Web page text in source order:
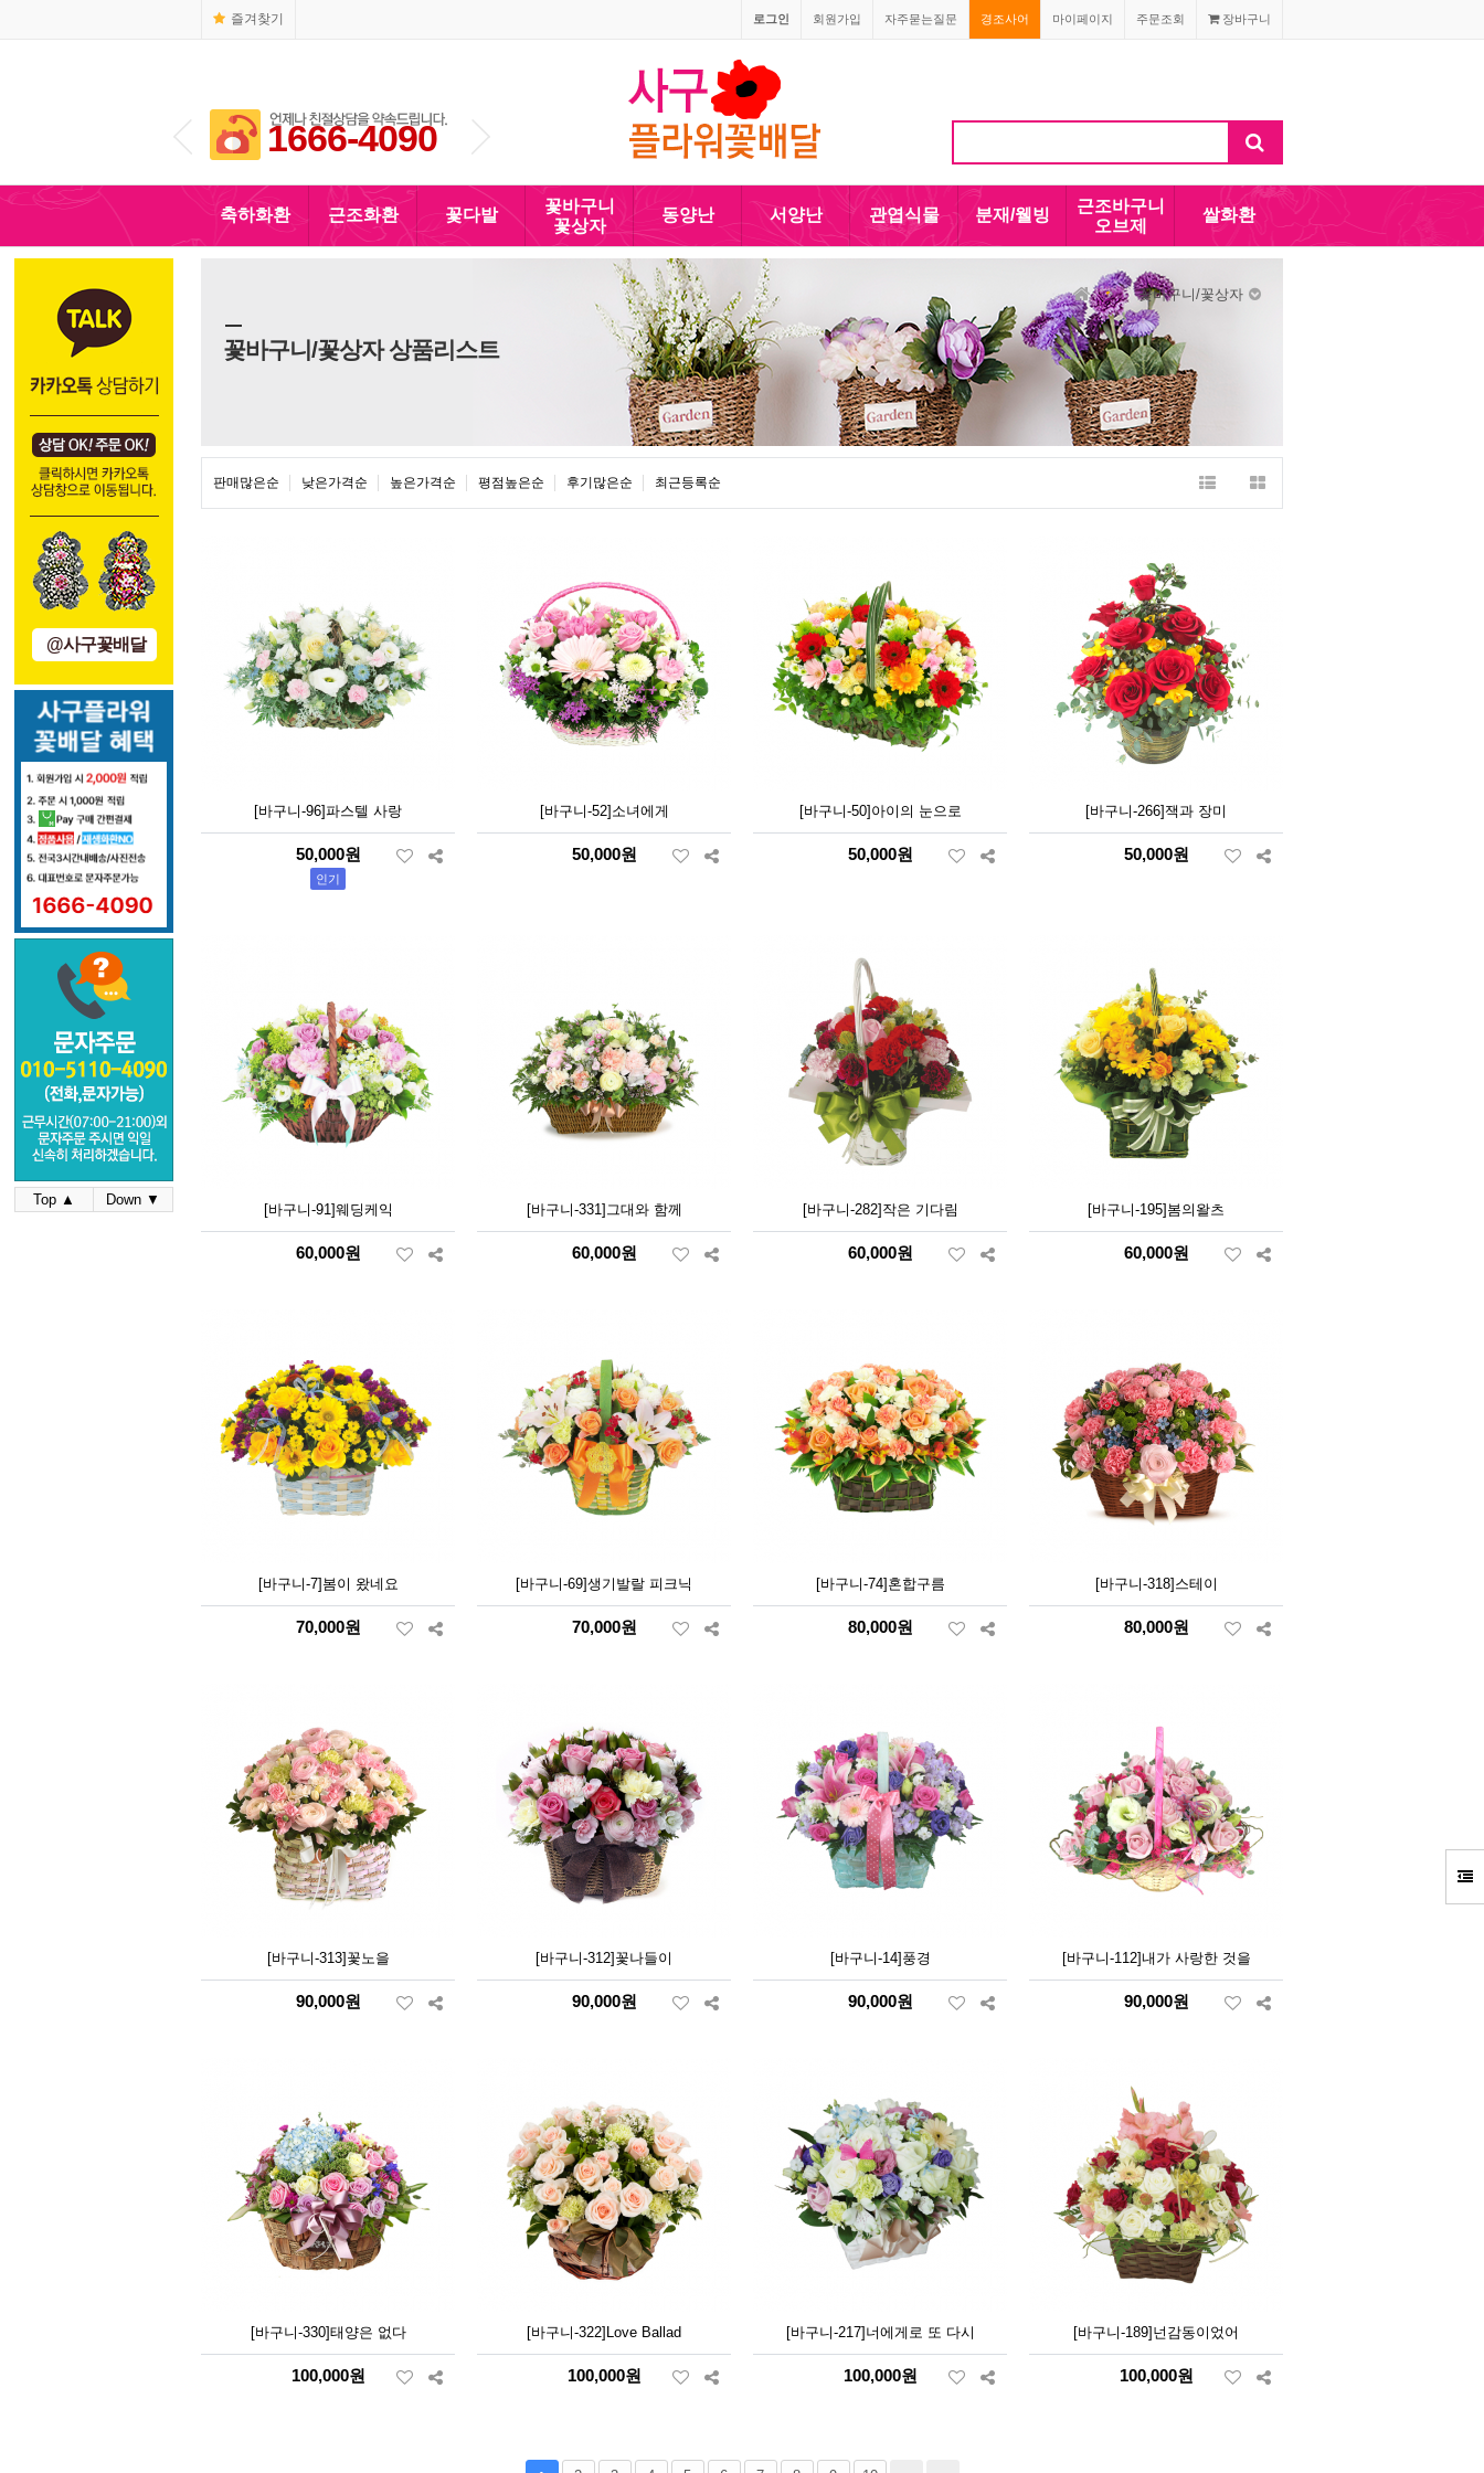
즐겨찾기 장바구니
주문조회
마이페이지
경조사어
자주묻는질문
회원가입
로그인
1666-4090 010-5110-4090
축하화환 근조화환 꽃다발
꽃바구니
꽃상자
동양난 서양난 관엽식물 분재/웰빙
근조바구니
오브제
쌀화환
@사구꽃배달
Top ▲ Down ▼
꽃바구니/꽃상자 상품리스트
꽃바구니/꽃상자
판매많은순 낮은가격순 높은가격순 평점높은순 후기많은순 최근등록순
[바구니-96]파스텔 사랑
50,000원
인기
[바구니-52]소녀에게
50,000원
[바구니-50]아이의 눈으로
50,000원
[바구니-266]잭과 장미
50,000원
[바구니-91]웨딩케익
60,000원
[바구니-331]그대와 함께
60,000원
[바구니-282]작은 기다림
60,000원
[바구니-195]봄의왈츠
60,000원
[바구니-7]봄이 왔네요
70,000원
[바구니-69]생기발랄 피크닉
70,000원
[바구니-74]혼합구름
80,000원
[바구니-318]스테이
80,000원
[바구니-313]꽃노을
90,000원
[바구니-312]꽃나들이
90,000원
[바구니-14]풍경
90,000원
[바구니-112]내가 사랑한 것을
90,000원
[바구니-330]태양은 없다
100,000원
[바구니-322]Love Ballad
100,000원
[바구니-217]너에게로 또 다시
100,000원
[바구니-189]넌감동이었어
100,000원